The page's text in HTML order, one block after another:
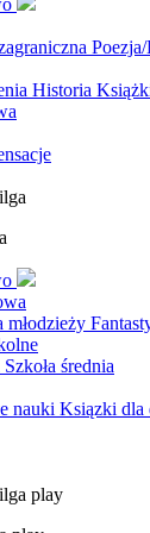
Historia
młodzieży
Szkoła średnia
nauki Ksiązki dla